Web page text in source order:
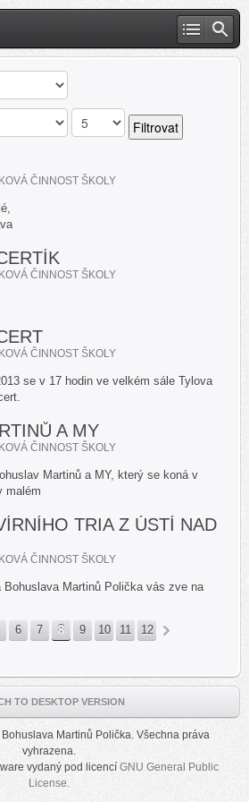
Filtrovat
ČINNOST ŠKOLY
ČINNOST ŠKOLY
ČINNOST ŠKOLY
se v 17 hodin ve velkém sále Tylova
A MY
ČINNOST ŠKOLY
Martinů a MY, který se koná v
malém
TRIA Z ÚSTÍ NAD
ČINNOST ŠKOLY
Martinů Polička vás zve na
6 7 8 9 10 11 12
TO DESKTOP VERSION
Martinů Polička. Všechna práva
vyhrazena.
vydaný pod licencí GNU General Public
License.